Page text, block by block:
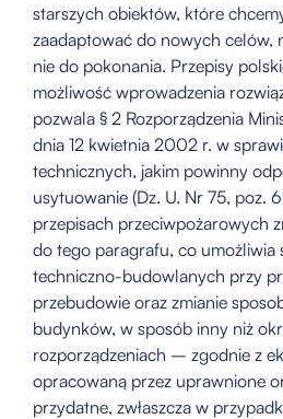
starszych obiektów, które
zaadaptować do nowych celów,
nie do pokonania. Przepisy
możliwość wprowadzenia
pozwala § 2 Rozporządzenia
dnia 12 kwietnia 2002 r. w
technicznych, jakim powinny
usytuowanie (Dz. U. Nr 75, poz.
przepisach przeciwpożarowych
do tego paragrafu, co umożliwia
techniczno-budowlanych przy
przebudowie oraz zmianie
budynków, w sposób inny niż
rozporządzeniach – zgodnie z
opracowaną przez uprawnione
przydatne, zwłaszcza w